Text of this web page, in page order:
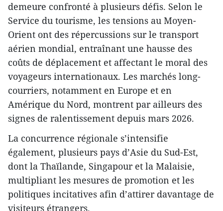
demeure confronté à plusieurs défis. Selon le
Service du tourisme, les tensions au Moyen-
Orient ont des répercussions sur le transport
aérien mondial, entraînant une hausse des
coûts de déplacement et affectant le moral des
voyageurs internationaux. Les marchés long-
courriers, notamment en Europe et en
Amérique du Nord, montrent par ailleurs des
signes de ralentissement depuis mars 2026.
La concurrence régionale s’intensifie
également, plusieurs pays d’Asie du Sud-Est,
dont la Thaïlande, Singapour et la Malaisie,
multipliant les mesures de promotion et les
politiques incitatives afin d’attirer davantage de
visiteurs étrangers.